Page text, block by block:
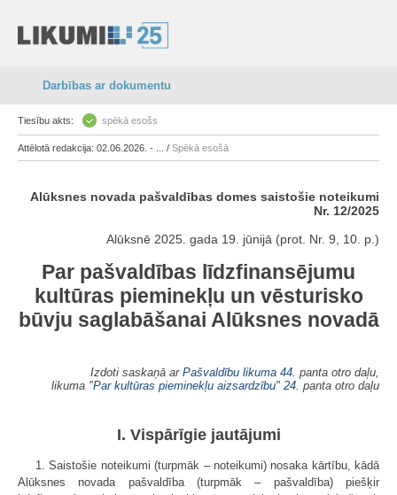
Darbības ar dokumentu
Tiesību akts: spēkā esošs
Attēlotā redakcija: 02.06.2026. - ... / Spēkā esošā
Alūksnes novada pašvaldības domes saistošie noteikumi
Nr. 12/2025
Alūksnē 2025. gada 19. jūnijā (prot. Nr. 9, 10. p.)
Par pašvaldības līdzfinansējumu
kultūras pieminekļu un vēsturisko
būvju saglabāšanai Alūksnes novadā
Izdoti saskaņā ar Pašvaldību likuma 44. panta otro daļu,
likuma "Par kultūras pieminekļu aizsardzību" 24. panta otro daļu
I. Vispārīgie jautājumi
1. Saistošie noteikumi (turpmāk – noteikumi) nosaka kārtību, kādā
Alūksnes novada pašvaldība (turpmāk – pašvaldība) piešķir